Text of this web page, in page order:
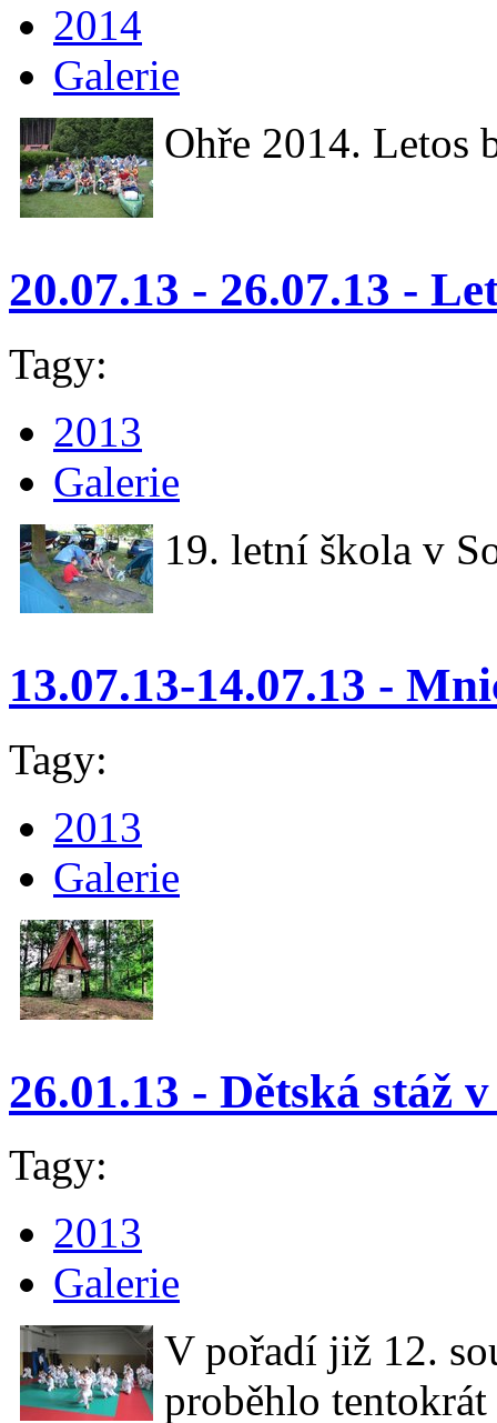
2014
Galerie
Ohře 2014. Letos
20.07.13 - 26.07.13 -
Tagy:
2013
Galerie
19. letní škola v
13.07.13-14.07.13 -
Tagy:
2013
Galerie
26.01.13 - Dětská stáž
Tagy:
2013
Galerie
V pořadí již 12.
proběhlo